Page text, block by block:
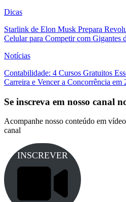
Dicas
Starlink de Elon Musk Prepara
Celular para Competir com Gigantes
Notícias
Contabilidade: 4 Cursos Gratuitos
Carreira e Vencer a Concorrência em
Se inscreva em nosso canal
Acompanhe nosso conteúdo em
canal
INSCREVER